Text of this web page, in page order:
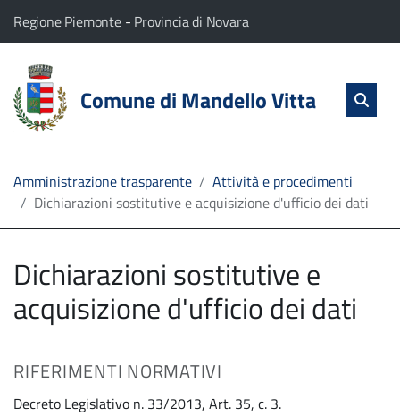
Home
Servizi
L'Amministrazione
Linea
diretta
Il comune di Mandello Vitta appartiene a:
Regione Piemonte (Apre il link in una nuova scheda)
- Provincia di Novara(Apre il link in una nuova
Comune di Mandello Vitta salta
Amministrazione trasparente
Attività e procedimenti
Dichiarazioni sostitutive e acquisizione d'ufficio dei dati
Dichiarazioni sostitutive e
acquisizione d'ufficio dei dati
RIFERIMENTI NORMATIVI
Decreto Legislativo n. 33/2013, Art. 35, c. 3.